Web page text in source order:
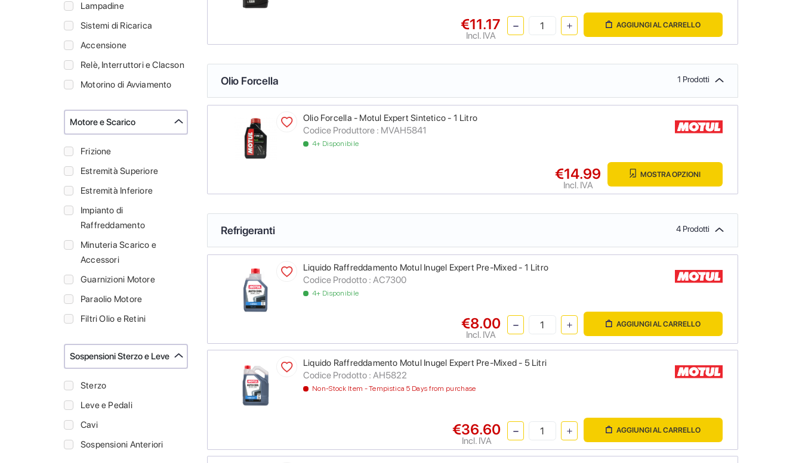
Lampadine
Sistemi di Ricarica
Accensione
Relè, Interruttori e Clacson
Motorino di Avviamento
Motore e Scarico
Frizione
Estremità Superiore
Estremità Inferiore
Impianto di
Raffreddamento
Minuteria Scarico e
Accessori
Guarnizioni Motore
Paraolio Motore
Filtri Olio e Retini
Sospensioni Sterzo e Leve
Sterzo
Leve e Pedali
Cavi
Sospensioni Anteriori
€11.17
Incl. IVA
AGGIUNGI AL CARRELLO
Olio Forcella 1 Prodotti
Olio Forcella - Motul Expert Sintetico - 1 Litro
Codice Produttore : MVAH5841
4+ Disponibile
€14.99
Incl. IVA
MOSTRA OPZIONI
Refrigeranti 4 Prodotti
Liquido Raffreddamento Motul Inugel Expert Pre-Mixed - 1 Litro
Codice Prodotto : AC7300
4+ Disponibile
€8.00
Incl. IVA
AGGIUNGI AL CARRELLO
Liquido Raffreddamento Motul Inugel Expert Pre-Mixed - 5 Litri
Codice Prodotto : AH5822
Non-Stock Item - Tempistica 5 Days from purchase
€36.60
Incl. IVA
AGGIUNGI AL CARRELLO